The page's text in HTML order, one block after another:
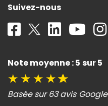
Suivez-nous
Note moyenne : 5 sur 5
★ ★ ★ ★★
Basée sur 63 avis Google